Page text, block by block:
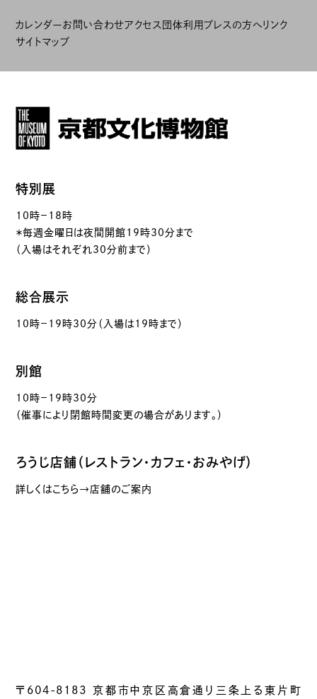
カレンダーお問い合わせアクセス 団体利用 プレスの方へリンク
サイトマップ
特別展
10時－18時
＊毎週金曜日は夜間開館19時30分まで
（入場はそれぞれ30分前まで）
総合展示
10時－19時30分（入場は19時まで）
別館
10時－19時30分
（催事により閉館時間変更の場合があります。）
ろうじ店舗（レストラン・カフェ・おみやげ）
詳しくはこちら→店舗のご案内
〒604-8183 京都市中京区高倉通り三条上る東片町